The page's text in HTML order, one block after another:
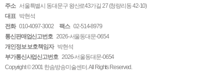
주소 서울특별시 동대문구 왕산로43가길 27 (청량리동 42-10)
대표 박현석
전화 010-4097-3002 팩스 02-514-8979
통신판매업신고번호 2026-서울동대문-0654
개인정보 보호책임자 박현석
부가통신사업신고번호 2026-서울동대문-0654
Copyright © 2001 한솜방송미술센터. All Rights Reserved.